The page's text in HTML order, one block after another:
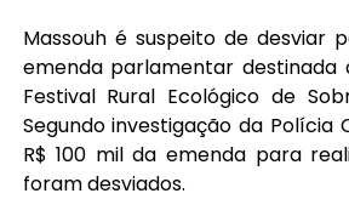
Massouh é suspeito de desviar
emenda parlamentar destinada
Festival Rural Ecológico de
Segundo investigação da Polícia
R$ 100 mil da emenda para
foram desviados.